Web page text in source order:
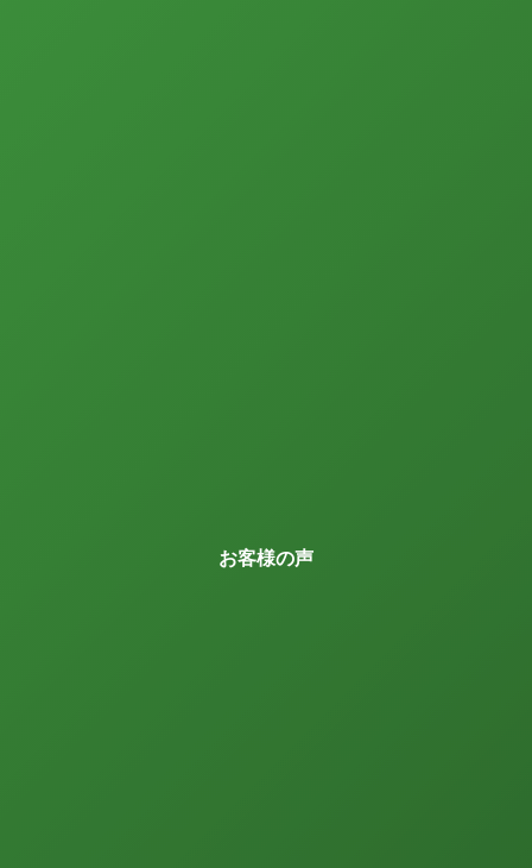
お客様の声